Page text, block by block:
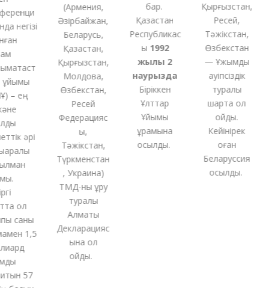
негізі
ең
әрі
ол
саны
1,5
57
Армения,
Әзірбайжан,
Беларусь,
Қазақстан,
Қырғызстан,
Молдова,
Өзбекстан,
Ресей
Федерацияс
Тәжікстан,
Түркменстан
Украина)
ТМД-нықұру
туралы
Алматы
Декларацияс
ына қол
қойды.
бар.
Қазақстан
Республикас
1992
жылы 2
наурызда
Біріккен
Ұлттар
Ұйымы
құрамына
қосылды.
Қырғызстан,
Ресей,
Тәжікстан,
Өзбекстан
— Ұжымдық
қауіпсіздік
туралы
шартқа қол
қойды.
Кейінірек
оған
Беларуссия
қосылды.